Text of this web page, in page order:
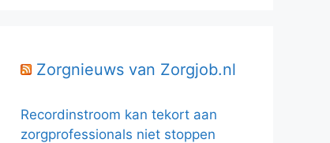
Zorgnieuws van Zorgjob.nl
Recordinstroom kan tekort aan
zorgprofessionals niet stoppen